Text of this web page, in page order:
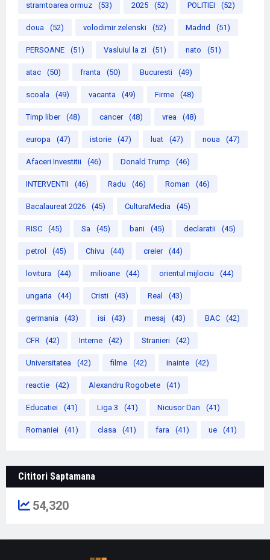
stramtoarea ormuz (53) 2025 (52) POLITIEI (52)
doua (52) volodimir zelenski (52) Madrid (51)
PERSOANE (51) Vasluiul la zi (51) nato (51)
atac (50) franta (50) Bucuresti (49)
scoala (49) vacanta (49) Firme (48)
Timp liber (48) cancer (48) vrea (48)
europa (47) istorie (47) luat (47) noua (47)
Afaceri Investitii (46) Donald Trump (46)
INTERVENTII (46) Radu (46) Roman (46)
Bacalaureat 2026 (45) CulturaMedia (45)
RISC (45) Sa (45) bani (45) declaratii (45)
petrol (45) Chivu (44) creier (44)
lovitura (44) milioane (44) orientul mijlociu (44)
ungaria (44) Cristi (43) Real (43)
germania (43) isi (43) mesaj (43) BAC (42)
CFR (42) Interne (42) Stranieri (42)
Universitatea (42) filme (42) inainte (42)
reactie (42) Alexandru Rogobete (41)
Educatiei (41) Liga 3 (41) Nicusor Dan (41)
Romaniei (41) clasa (41) fara (41) ue (41)
Cititori Saptamana
54,320